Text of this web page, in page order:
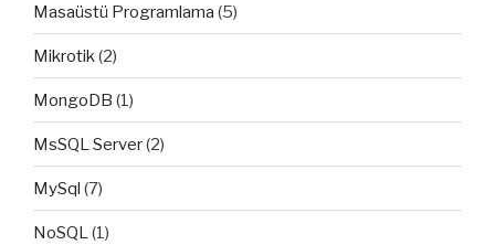
Masaüstü Programlama (5)
Mikrotik(2)
MongoDB (1)
MsSQL Server(2)
MySql (7)
NoSQL(1)